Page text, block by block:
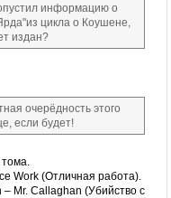
информацию о
цикла о Коушене,
издан?
очерёдность этого
если будет!
тома.
Work (Отличная работа).
Mr. Callaghan (Убийство с